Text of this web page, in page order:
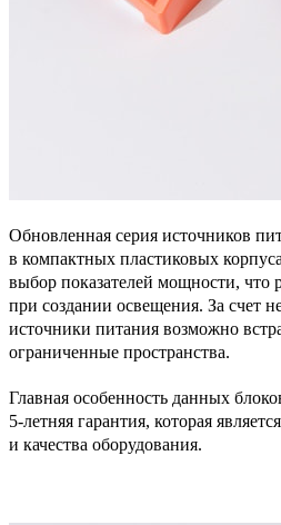
Обновленная серия источников
в компактных пластиковых
выбор показателей мощности, что
при создании освещения. За счет
источники питания возможно
ограниченные пространства.
Главная особенность данных
5-летняя гарантия, которая
и качества оборудования.